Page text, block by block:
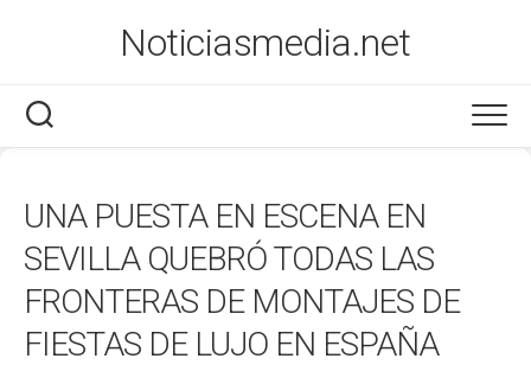
Noticiasmedia.net
Salud
Marketing
Varios
UNA PUESTA EN ESCENA EN
SEVILLA QUEBRÓ TODAS LAS
FRONTERAS DE MONTAJES DE
FIESTAS DE LUJO EN ESPAÑA